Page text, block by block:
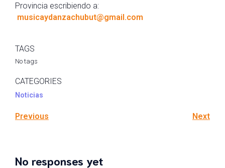
Provincia escribiendo a:
musicaydanzachubut@gmail.com
TAGS
No tags
CATEGORIES
Noticias
Previous Next
No responses yet